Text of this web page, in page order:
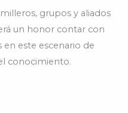
grupos y aliados
un honor contar con
en este escenario de
conocimiento.